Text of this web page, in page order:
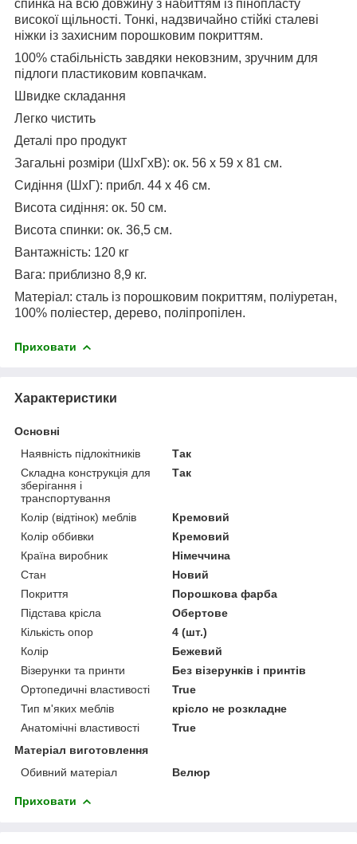
спинка на всю довжину з набиттям із пінопласту
високої щільності. Тонкі, надзвичайно стійкі сталеві
ніжки із захисним порошковим покриттям.
100% стабільність завдяки нековзним, зручним для
підлоги пластиковим ковпачкам.
Швидке складання
Легко чистить
Деталі про продукт
Загальні розміри (ШxГxВ): ок. 56 x 59 x 81 см.
Сидіння (ШxГ): прибл. 44 х 46 см.
Висота сидіння: ок. 50 см.
Висота спинки: ок. 36,5 см.
Вантажність: 120 кг
Вага: приблизно 8,9 кг.
Матеріал: сталь із порошковим покриттям, поліуретан,
100% поліестер, дерево, поліпропілен.
Приховати
Характеристики
Основні
Наявність підлокітників
Так
Складна конструкція для
зберігання і
транспортування
Так
Колір (відтінок) меблів
Кремовий
Колір оббивки
Кремовий
Країна виробник
Німеччина
Стан
Новий
Покриття
Порошкова фарба
Підстава крісла
Обертове
Кількість опор
4 (шт.)
Колір
Бежевий
Візерунки та принти
Без візерунків і принтів
Ортопедичні властивості
True
Тип м'яких меблів
крісло не розкладне
Анатомічні властивості
True
Матеріал виготовлення
Обивний матеріал
Велюр
Приховати